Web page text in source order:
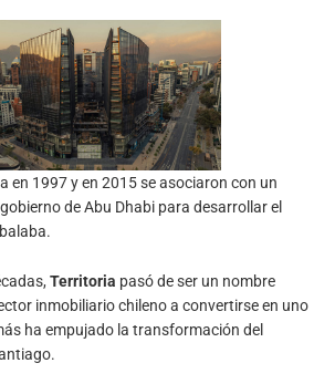
en 1997 y en 2015 se asociaron con un
de Abu Dhabi para desarrollar el
Territoria pasó de ser un nombre
inmobiliario chileno a convertirse en uno
ha empujado la transformación del